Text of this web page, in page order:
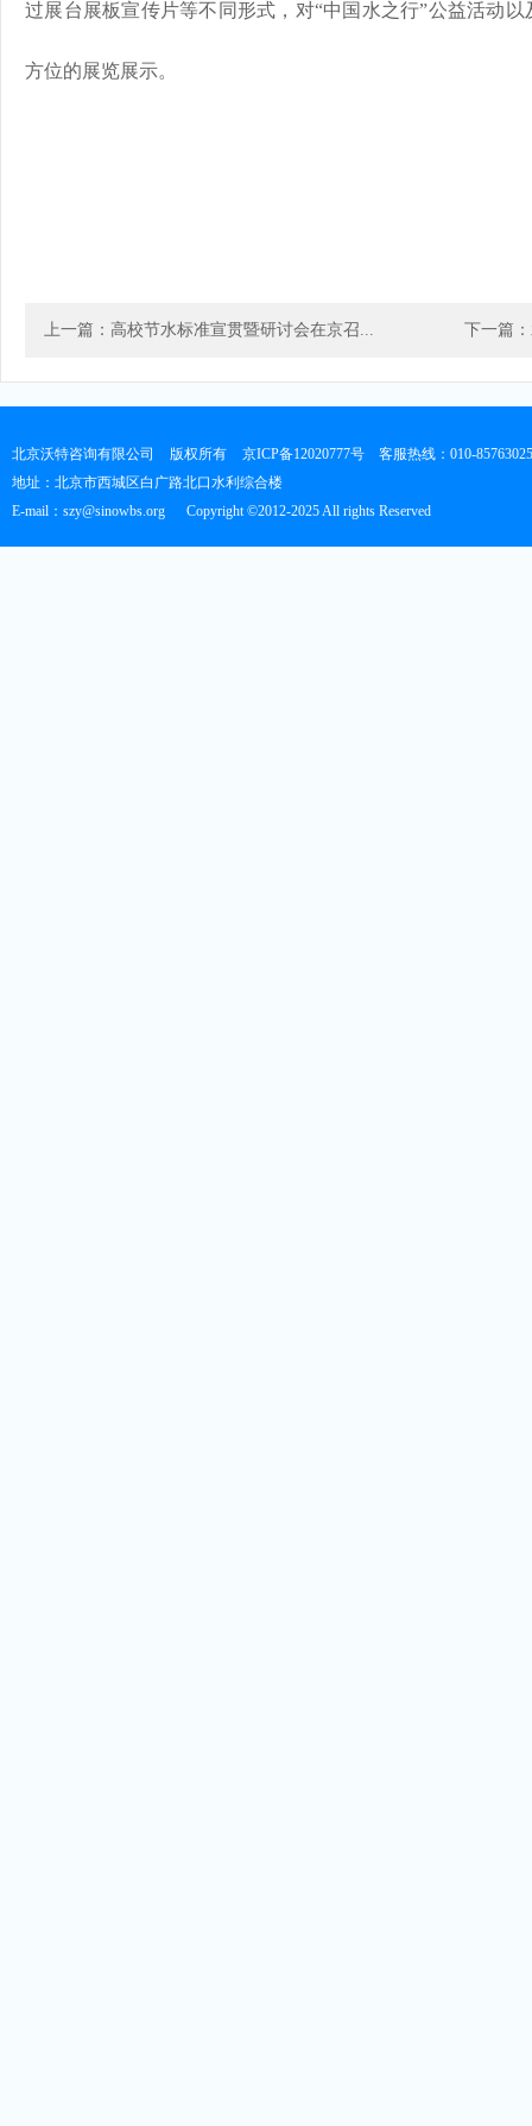
过展台展板宣传片等不同形式，对“中国水之行”公益活动
方位的展览展示。
上一篇：高校节水标准宣贯暨研讨会在京召... 下一篇
北京沃特咨询有限公司 版权所有 京ICP备12020777号 客服热线：010-85763025
地址：北京市西城区白广路北口水利综合楼
E-mail：szy@sinowbs.org
Copyright ©2012-2025 All rights Reserved